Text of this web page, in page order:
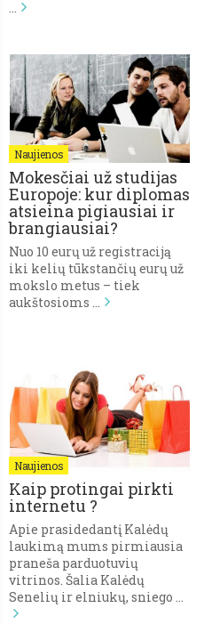
Naujienos
Mokesčiai už studijas
Europoje: kur diplomas
atsieina pigiausiai ir
brangiausiai?
Nuo 10 eurų už registraciją
iki kelių tūkstančių eurų už
mokslo metus – tiek
aukštosioms …
Naujienos
Kaip protingai pirkti
internetu ?
Apie prasidedantį Kalėdų
laukimą mums pirmiausia
praneša parduotuvių
vitrinos. Šalia Kalėdų
Senelių ir elniukų, sniego …